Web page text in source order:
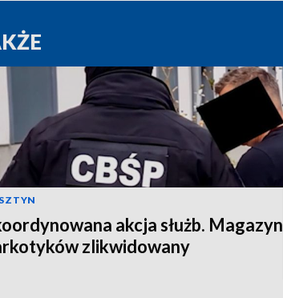
akcja służb. Magazyn
zlikwidowany